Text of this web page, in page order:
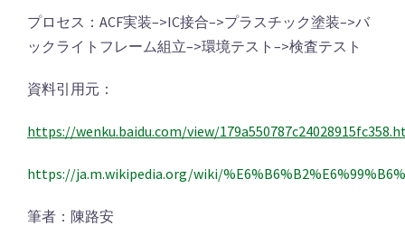
プロセス：ACF実装–>IC接合–>プラスチック塗装–>バ
ックライトフレーム組立–>環境テスト–>検査テスト
資料引用元：
https://wenku.baidu.com/view/
https://ja.m.wikipedia.org/wiki/
筆者：陳路安